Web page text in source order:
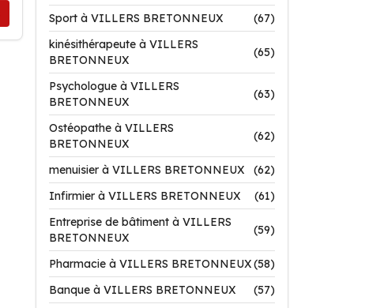
Sport à VILLERS BRETONNEUX
(67)
kinésithérapeute à VILLERS
BRETONNEUX
(65)
Psychologue à VILLERS
BRETONNEUX
(63)
Ostéopathe à VILLERS
BRETONNEUX
(62)
menuisier à VILLERS BRETONNEUX
(62)
Infirmier à VILLERS BRETONNEUX
(61)
Entreprise de bâtiment à VILLERS
BRETONNEUX
(59)
Pharmacie à VILLERS BRETONNEUX(58)
Banque à VILLERS BRETONNEUX
(57)